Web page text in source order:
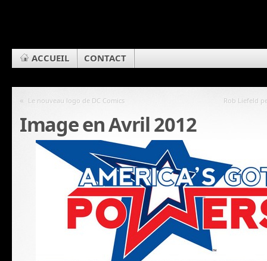
ACCUEIL CONTACT
« Le nouveau logo de DC Comics Rob Liefeld
Image en Avril 2012